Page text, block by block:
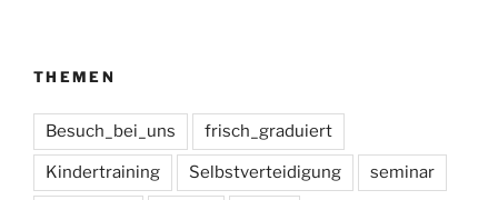
THEMEN
Besuch_bei_uns frisch_graduiert
Kindertraining Selbstverteidigung seminar